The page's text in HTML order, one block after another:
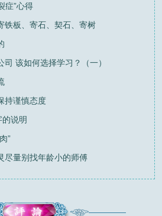
症”心得
铁板、寄石、契石、寄树
该如何选择学习？（一）
持谨慎态度
的说明
”
尽量别找年龄小的师傅